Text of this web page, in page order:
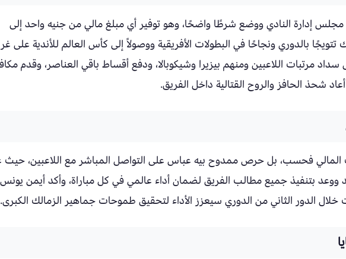
إدارة النادي ووضع شرطًا واضحًا، وهو توفير أي مبلغ مالي من جنيه واحد إلى
بالدوري ونجاحًا في البطولات الأفريقية ووصولاً إلى كأس العالم للأندية على
سداد مرتبات اللاعبين ومنهم بيزيرا وشيكوبالا، ودفع أقساط باقي العناصر، وقدم
شحذ الحافز والروح القتالية داخل الفريق.
المالي فحسب، بل حرص ممدوح بيه عباس على التواصل المباشر مع اللاعبين،
ووعد بتنفيذ جميع مطالب الفريق لضمان أداء عالمي في كل مباراة، وأكد أيمن
الدور الثاني من الدوري سيعزز الأداء لتحقيق طموحات جماهير الزمالك الكبرى.